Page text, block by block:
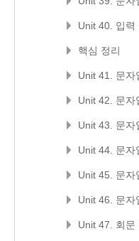
Unit 40. 입력
핵심 정리
Unit 41. 문자
Unit 42. 문자
Unit 43. 문자
Unit 44. 문자
Unit 45. 문자
Unit 46. 문자
Unit 47. 회문